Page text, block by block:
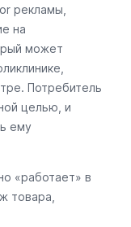
рекламы,
на
может
Потребитель
целью, и
ему
«работает» в
товара,